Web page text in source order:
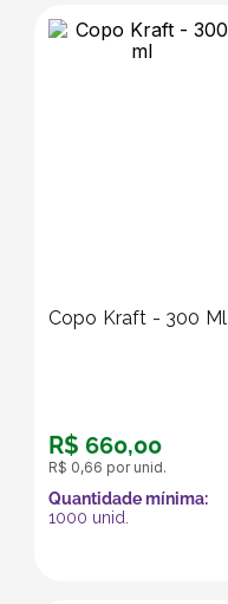
Copo Kraft - 300 Ml
R$ 660,00
R$ 0,66 por unid.
Quantidade mínima:
1000 unid.